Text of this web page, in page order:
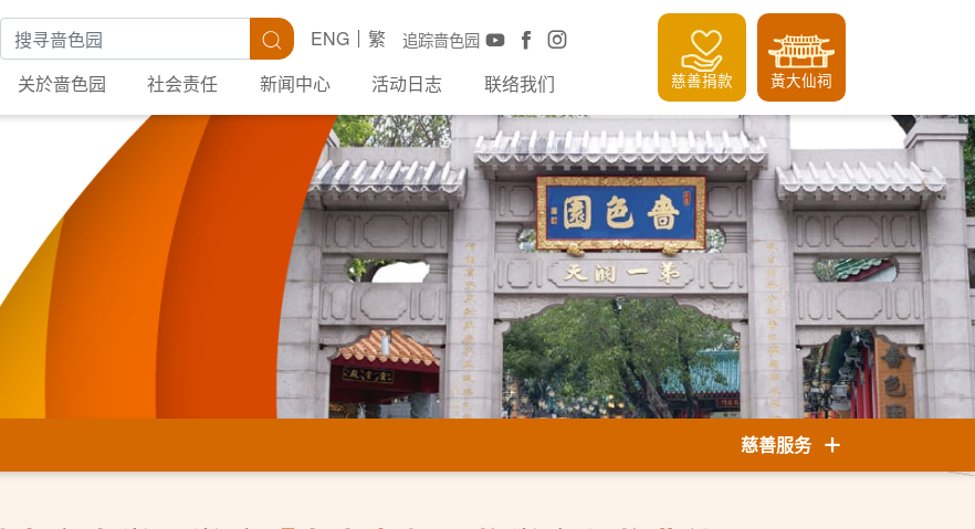
搜寻关键字 搜寻 追踪啬色园
ENG
繁
关於啬色园
社会责任 新闻中心 活动日志 联络我们 慈善捐款 黃大仙祠
慈善服务